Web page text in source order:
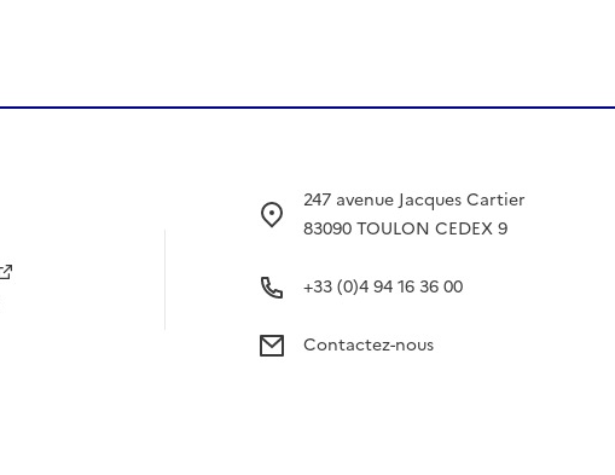
247 avenue Jacques Cartier
83090 TOULON CEDEX 9
+33 (0)4 94 16 36 00
Contactez-nous